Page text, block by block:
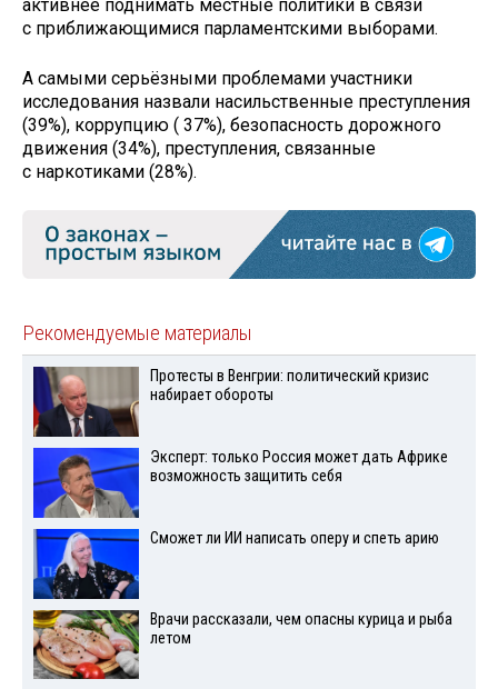
активнее поднимать местные политики в связи
с приближающимися парламентскими выборами.
А самыми серьёзными проблемами участники
исследования назвали насильственные преступления
(39%), коррупцию ( 37%), безопасность дорожного
движения (34%), преступления, связанные
с наркотиками (28%).
Рекомендуемые материалы
Протесты в Венгрии: политический кризис
набирает обороты
Эксперт: только Россия может дать Африке
возможность защитить себя
Сможет ли ИИ написать оперу и спеть арию
Врачи рассказали, чем опасны курица и рыба
летом